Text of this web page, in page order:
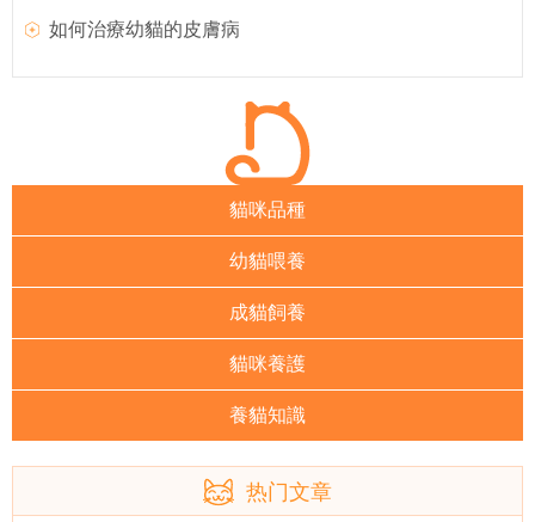
如何治療幼貓的皮膚病
貓咪品種
幼貓喂養
成貓飼養
貓咪養護
養貓知識
热门文章